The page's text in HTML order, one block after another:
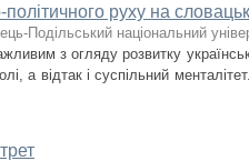
руху на
Подільський національний
з огляду розвитку
а відтак і суспільний